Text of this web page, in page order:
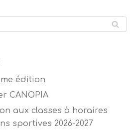
édition
CANOPIA
aux classes à horaires
sportives 2026-2027